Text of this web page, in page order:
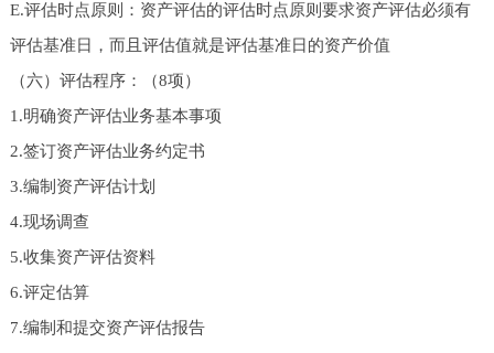
E.评估时点原则：资产评估的评估时点原则要求资产评估必须有
评估基准日，而且评估值就是评估基准日的资产价值
（六）评估程序：（8项）
1.明确资产评估业务基本事项
2.签订资产评估业务约定书
3.编制资产评估计划
4.现场调查
5.收集资产评估资料
6.评定估算
7.编制和提交资产评估报告